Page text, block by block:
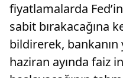
fiyatlamalarda
sabit bırakacağına
bildirerek,
haziran ayında faiz